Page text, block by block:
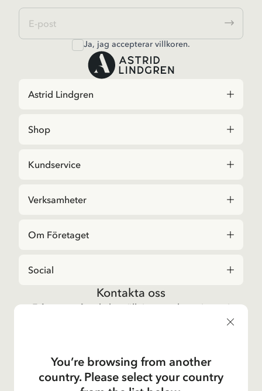
Ja, jag accepterar villkoren.
Astrid Lindgren
Shop
Kundservice
Verksamheter
Om Företaget
Social
Kontakta oss
Frågor angående beställningar och sortiment i
, vänligen kontakta vår
shop@astridlindgren.com
Om du vill komma i kontakt med Astrid Lindgren
You’re browsing from another
country. Please select your country